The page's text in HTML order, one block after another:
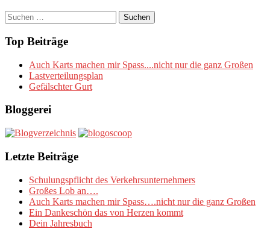
Suchen
nach:
Top Beiträge
Auch Karts machen mir Spass....nicht nur die ganz Großen
Lastverteilungsplan
Gefälschter Gurt
Bloggerei
Letzte Beiträge
Schulungspflicht des Verkehrsunternehmers
Großes Lob an….
Auch Karts machen mir Spass….nicht nur die ganz Großen
Ein Dankeschön das von Herzen kommt
Dein Jahresbuch